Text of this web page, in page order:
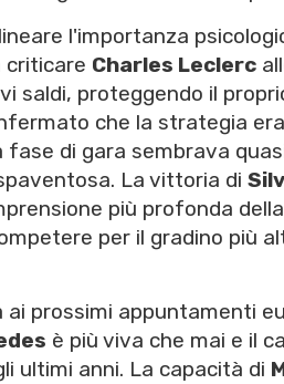
l'importanza
criticare Charles Leclerc
saldi, proteggendo il
che la strategia
fase di gara sembrava
La vittoria di
più profonda
per il gradino più
ai prossimi appuntamenti
è più viva che mai e il
ultimi anni. La capacità di